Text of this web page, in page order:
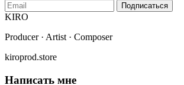
Подписаться
KIRO
Producer · Artist · Composer
kiroprod.store
Написать мне